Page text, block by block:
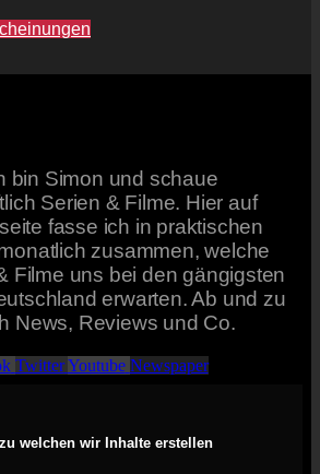
bin Simon und schaue
Serien & Filme. Hier auf
fasse ich in praktischen
zusammen, welche
Filme uns bei den gängigsten
erwarten. Ab und zu
News, Reviews und Co.
Twitter Youtube Newspaper
welchen wir Inhalte erstellen